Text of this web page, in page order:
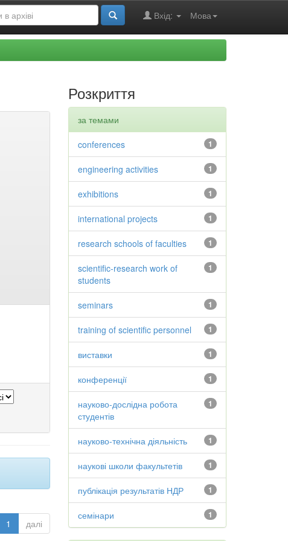
Мова
Вхід:
1 далі
Розкриття
за темами
1
conferences
1
engineering activities
1
exhibitions
1
international projects
1
research schools of faculties
1
scientific-research work of
students
1
seminars
1
training of scientific personnel
1
виставки
1
конференції
1
науково-дослідна робота
студентів
1
науково-технічна діяльність
1
наукові школи факультетів
1
публікація результатів НДР
1
семінари